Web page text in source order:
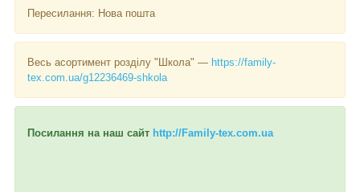
Пересилання: Нова пошта
Весь асортимент розділу "Школа" — https://family-
tex.com.ua/g12236469-shkola
Посилання на наш сайт http://Family-tex.com.ua